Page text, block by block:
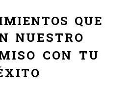
QUE
NUESTRO
CON TU